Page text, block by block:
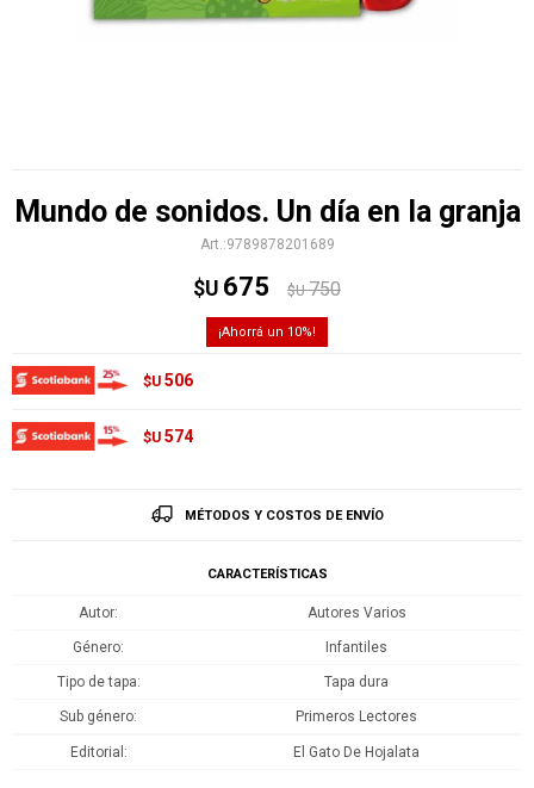
Mundo de sonidos. Un día en la granja
9789878201689
$U 675 $U 750
10
$U 506
$U 574
MÉTODOS Y COSTOS DE ENVÍO
CARACTERÍSTICAS
Autor Autores Varios
Género Infantiles
Tipo de tapa Tapa dura
Sub género Primeros Lectores
Editorial El Gato De Hojalata